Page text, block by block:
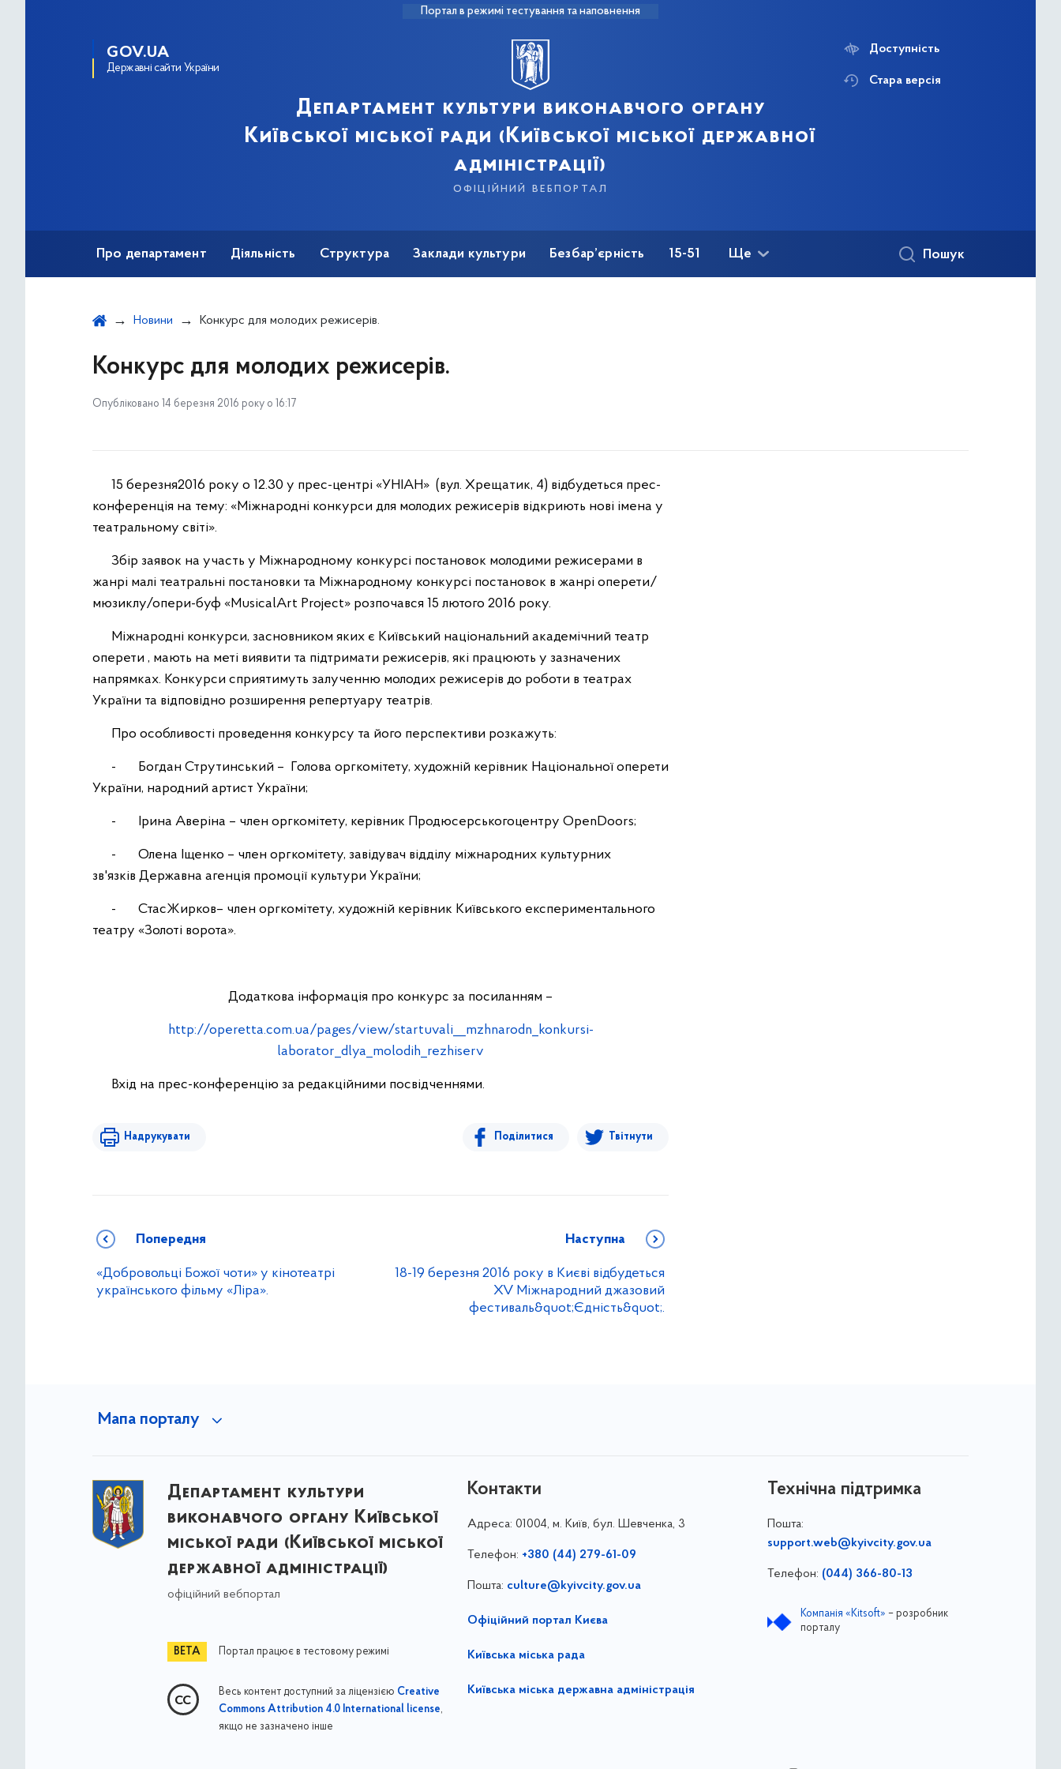
Портал в режимі тестування та наповнення
GOV.UA
Державні сайти України
Департамент культури виконавчого органу
Київської міської ради (Київської міської державної
адміністрації)
офіційний вебпортал
Доступність
Стара версія
Про департамент Діяльність Структура Заклади культури Безбар’єрність 15-51 Ще Пошук
Новини Конкурс для молодих режисерів.
Конкурс для молодих режисерів.
Опубліковано 14 березня 2016 року о 16:17
15 березня2016 року о 12.30 у прес-центрі «УНІАН» (вул. Хрещатик, 4) відбудеться прес-
конференція на тему: «Міжнародні конкурси для молодих режисерів відкриють нові імена у
театральному світі».
Збір заявок на участь у Міжнародному конкурсі постановок молодими режисерами в
жанрі малі театральні постановки та Міжнародному конкурсі постановок в жанрі оперети/
мюзиклу/опери-буф «MusicalArt Project» розпочався 15 лютого 2016 року.
Міжнародні конкурси, засновником яких є Київський національний академічний театр
оперети , мають на меті виявити та підтримати режисерів, які працюють у зазначених
напрямках. Конкурси сприятимуть залученню молодих режисерів до роботи в театрах
України та відповідно розширення репертуару театрів.
Про особливості проведення конкурсу та його перспективи розкажуть:
- Богдан Струтинський – Голова оргкомітету, художній керівник Національної оперети
України, народний артист України;
- Ірина Аверіна – член оргкомітету, керівник Продюсерськогоцентру OpenDoors;
- Олена Іщенко – член оргкомітету, завідувач відділу міжнародних культурних
зв'язків Державна агенція промоції культури України;
- СтасЖирков– член оргкомітету, художній керівник Київського експериментального
театру «Золоті ворота».
Додаткова інформація про конкурс за посиланням –
http://operetta.com.ua/pages/view/startuvali__mzhnarodn_konkursi-
laborator_dlya_molodih_rezhiserv
Вхід на прес-конференцію за редакційними посвідченнями.
Надрукувати Поділитися Твітнути
Попередня
«Добровольці Божої чоти» у кінотеатрі
українського фільму «Ліра».
Наступна
18-19 березня 2016 року в Києві відбудеться
XV Міжнародний джазовий
фестиваль&quot;Єдність&quot;.
Мапа порталу
Департамент культури
виконавчого органу Київської
міської ради (Київської міської
державної адміністрації)
офіційний вебпортал
Портал працює в тестовому режимі
Весь контент доступний за ліцензією Creative
Commons Attribution 4.0 International license,
якщо не зазначено інше
Контакти
Адреса: 01004, м. Київ, бул. Шевченка, 3
Телефон: +380 (44) 279-61-09
Пошта: culture@kyivcity.gov.ua
Офіційний портал Києва
Київська міська рада
Київська міська державна адміністрація
Технічна підтримка
Пошта:
support.web@kyivcity.gov.ua
Телефон: (044) 366-80-13
Компанія «Kitsoft» – розробник
порталу